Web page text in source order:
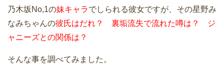
乃木坂No,1の妹キャラでしられる彼女ですが、その星野み
なみちゃんの彼氏はだれ？ 裏垢流失で流れた噂は？
ジ
ャニーズとの関係は？
そんな事を調べてみました。